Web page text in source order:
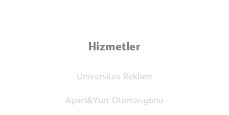
Hizmetler
Universitev Reklam
Apart&Yurt Otomasyonu